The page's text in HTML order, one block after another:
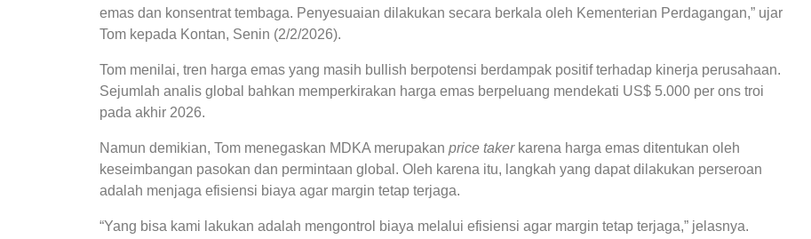
emas dan konsentrat tembaga. Penyesuaian dilakukan secara berkala oleh Kementerian Perdagangan,” ujar
Tom kepada Kontan, Senin (2/2/2026).
Tom menilai, tren harga emas yang masih bullish berpotensi berdampak positif terhadap kinerja perusahaan.
Sejumlah analis global bahkan memperkirakan harga emas berpeluang mendekati US$ 5.000 per ons troi
pada akhir 2026.
Namun demikian, Tom menegaskan MDKA merupakan price takerkarena harga emas ditentukan oleh
keseimbangan pasokan dan permintaan global. Oleh karena itu, langkah yang dapat dilakukan perseroan
adalah menjaga efisiensi biaya agar margin tetap terjaga.
“Yang bisa kami lakukan adalah mengontrol biaya melalui efisiensi agar margin tetap terjaga,” jelasnya.